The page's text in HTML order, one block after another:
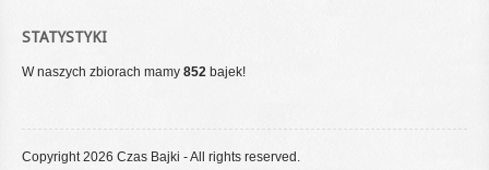
STATYSTYKI
W naszych zbiorach mamy 852 bajek!
Copyright 2026 Czas Bajki - All rights reserved.